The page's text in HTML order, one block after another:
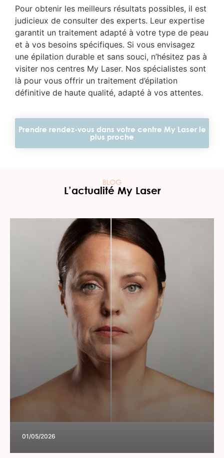
Pour obtenir les meilleurs résultats possibles, il est
judicieux de consulter des experts. Leur expertise
garantit un traitement adapté à votre type de peau
et à vos besoins spécifiques. Si vous envisagez
une épilation durable et sans souci, n’hésitez pas à
visiter nos centres My Laser. Nos spécialistes sont
là pour vous offrir un traitement d’épilation
définitive de haute qualité, adapté à vos attentes.
Prendre rendez-vous dans votre centre My Laser le
plus proche
BLOG
L’actualité My Laser
01/05/2026